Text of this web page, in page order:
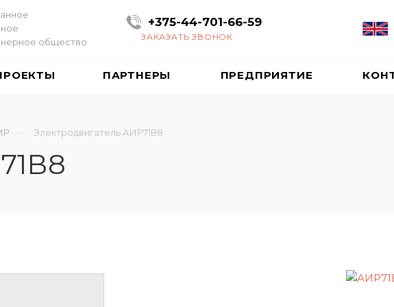
общество
+375-44-701-66-59
ЗАКАЗАТЬ ЗВОНОК
ПАРТНЕРЫ ПРЕДПРИЯТИЕ
Электродвигатель АИР71В8